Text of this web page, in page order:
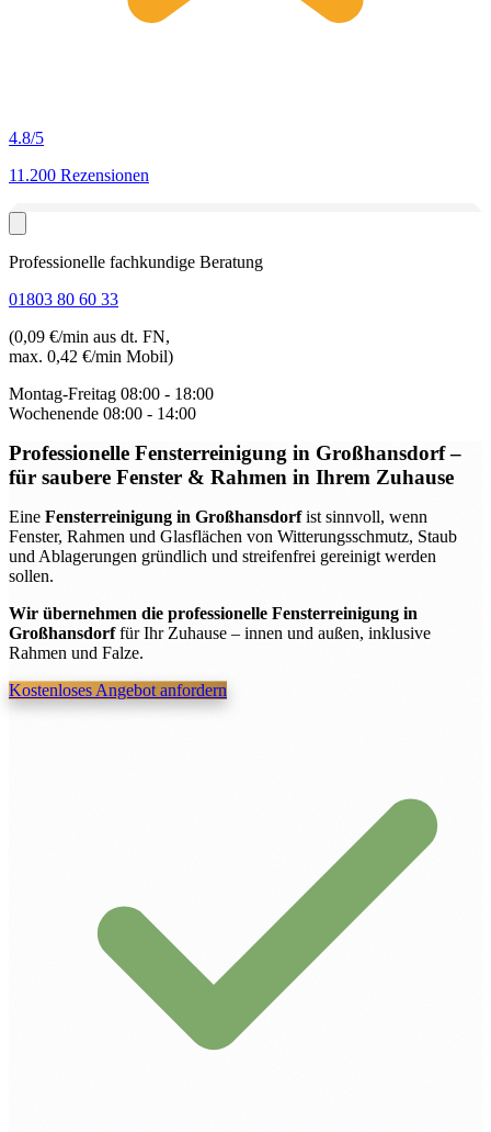
4.8/5
11.200 Rezensionen
Professionelle fachkundige Beratung
01803 80 60 33
(0,09 €/min aus dt. FN,
max. 0,42 €/min Mobil)
Montag-Freitag 08:00 - 18:00
Wochenende 08:00 - 14:00
Professionelle Fensterreinigung in Großhansdorf–
für saubere Fenster & Rahmen in Ihrem Zuhause
Eine Fensterreinigung in Großhansdorfist sinnvoll, wenn
Fenster, Rahmen und Glasflächen von Witterungsschmutz, Staub
und Ablagerungen gründlich und streifenfrei gereinigt werden
sollen.
Wir übernehmen die professionelle Fensterreinigung in
Großhansdorffür Ihr Zuhause – innen und außen, inklusive
Rahmen und Falze.
Kostenloses Angebot anfordern